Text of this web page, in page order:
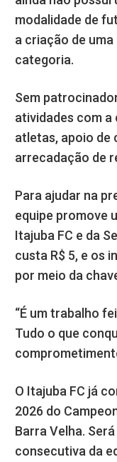
modalidade de
a criação de
categoria.
Sem
atividades com
atletas, apoio de
arrecadação de
Para ajudar na
equipe promove
Itajuba FC e da
custa R$ 5, e os
por meio da
“É um trabalho
Tudo o que
O Itajuba FC já
2026 do
Barra Velha.
consecutiva da